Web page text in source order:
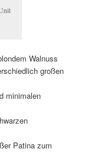
Walnuss
großen
minimalen
Patina zum